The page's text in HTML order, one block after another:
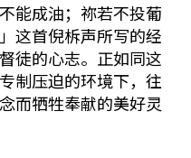
能成油；祢若不投葡
这首倪柝声所写的经
徒的心志。正如同这
制压迫的环境下，往
而牺牲奉献的美好灵